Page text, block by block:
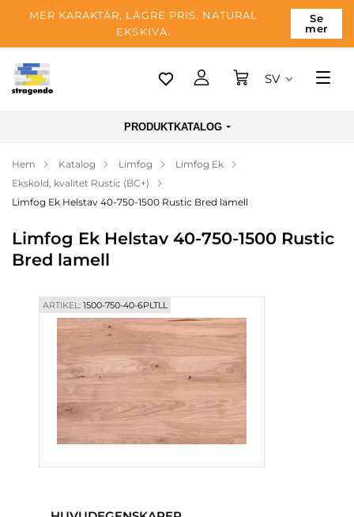
MER KARAKTÄR, LÄGRE PRIS. NATURAL
EKSKIVA.
Se
mer
Tallinn
Betalning
Om företaget
Blogg
Kontakter
SV
PRODUKTKATALOG
Hem Katalog Limfog
Limfog Ek
Eksköld, kvalitet Rustic (BC+)
Limfog Ek Helstav 40-750-1500 Rustic Bred lamell
Limfog Ek Helstav 40-750-1500 Rustic
Bred lamell
ARTIKEL:1500-750-40-6PLTLL